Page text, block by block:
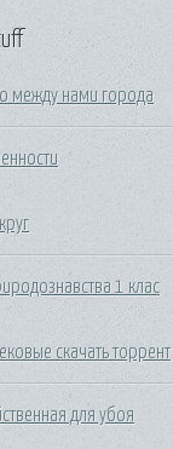
между нами города
1 клас
скачать торрент
для убоя